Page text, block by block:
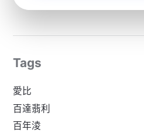
Tags
愛比
百達翡利
百年淩